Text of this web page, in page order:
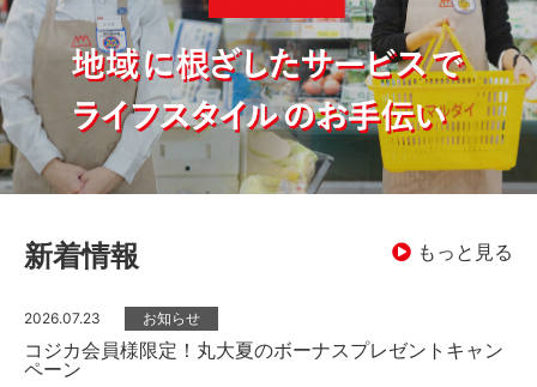
新着情報 もっと見る
2026.07.23 お知らせ
コジカ会員様限定！丸大夏のボーナスプレゼントキャン
ペーン